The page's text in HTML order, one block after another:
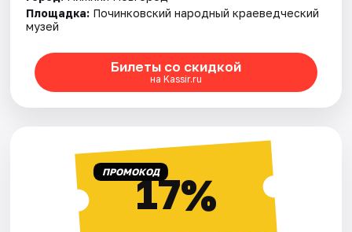
Площадка: Починковский народный краеведческий
музей
Билеты со скидкой
на Kassir.ru
ПРОМОКОД17%